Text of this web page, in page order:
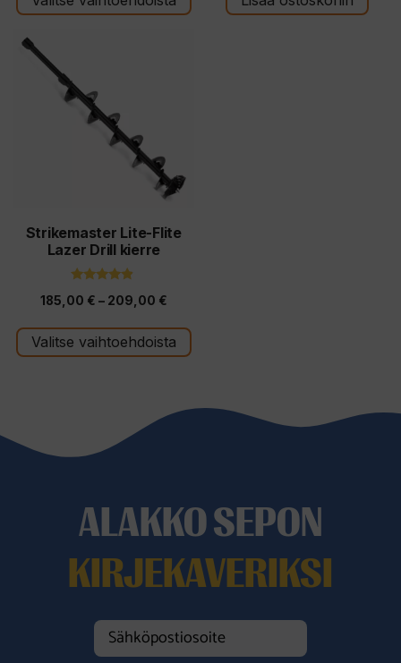
-
Strikemaster Lite-Flite
Lazer Drill kierre
5:stä
185,00 € – 209,00 €Hintaluokka:
-
Valitse vaihtoehdoista
Tällä
tuotteella
tuotteen
sivulla.
ALAKKO SEPON
KIRJEKAVERIKSI